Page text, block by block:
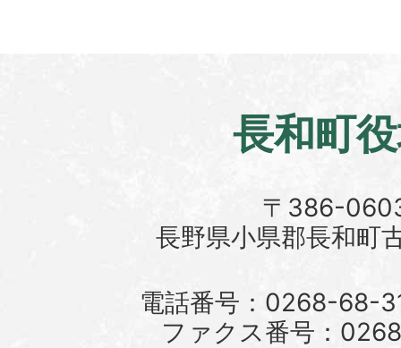
長和町
〒386-
長野県小県郡長和町
電話番号：0268-68-
ファクス番号：